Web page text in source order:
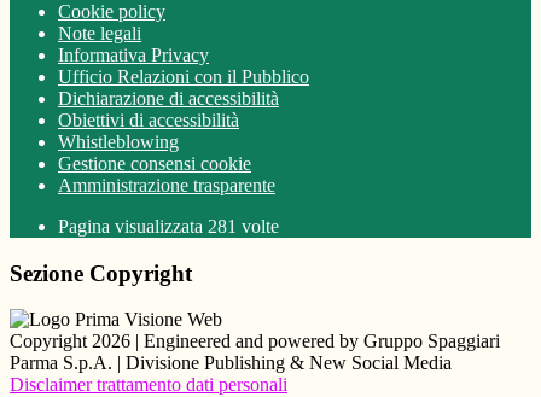
Cookie policy
Note legali
Informativa Privacy
Ufficio Relazioni con il Pubblico
Dichiarazione di accessibilità
Obiettivi di accessibilità
Whistleblowing
Gestione consensi cookie
Amministrazione trasparente
Pagina visualizzata 281 volte
Sezione Copyright
Copyright 2026 | Engineered and powered by Gruppo Spaggiari
Parma S.p.A. | Divisione Publishing & New Social Media
Disclaimer trattamento dati personali